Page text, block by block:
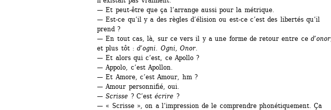
— Et peut-être que ça l’arrange aussi pour la métrique.
— Est-ce qu’il y a des règles d’élision ou est-ce c’est des libertés qu’il
prend ?
— En tout cas, là, sur ce vers il y a une forme de retour entre ce d’onor
et plus tôt : d’ogni. Ogni, Onor.
— Et alors qui c’est, ce Apollo ?
— Appolo, c’est Apollon.
— Et Amore, c’est Amour, hm ?
— Amour personnifié, oui.
— Scrisse ? C’est écrire ?
— « Scrisse », on a l’impression de le comprendre phonétiquement. Ça